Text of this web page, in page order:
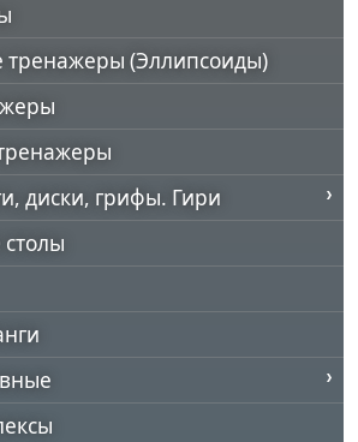
тренажеры (Эллипсоиды)
диски, грифы. Гири